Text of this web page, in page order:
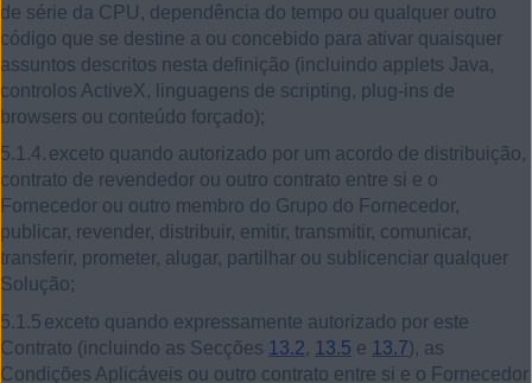
de série da CPU, dependência do tempo ou qualquer outro
código que se destine a ou concebido para ativar quaisquer
assuntos descritos nesta definição (incluindo applets Java,
controlos ActiveX, linguagens de scripting, plug-ins de
browsers ou conteúdo forçado);
5.1.4. exceto quando autorizado por um acordo de distribuição,
contrato de revendedor ou outro contrato entre si e o
Fornecedor ou outro membro do Grupo do Fornecedor,
publicar, revender, distribuir, emitir, transmitir, comunicar,
transferir, prometer, alugar, partilhar ou sublicenciar qualquer
Solução;
5.1.5 exceto quando expressamente autorizado por este
Contrato (incluindo as Secções 13.2, 13.5 e 13.7), as
Condições Aplicáveis ou outro contrato entre si e o Fornecedor